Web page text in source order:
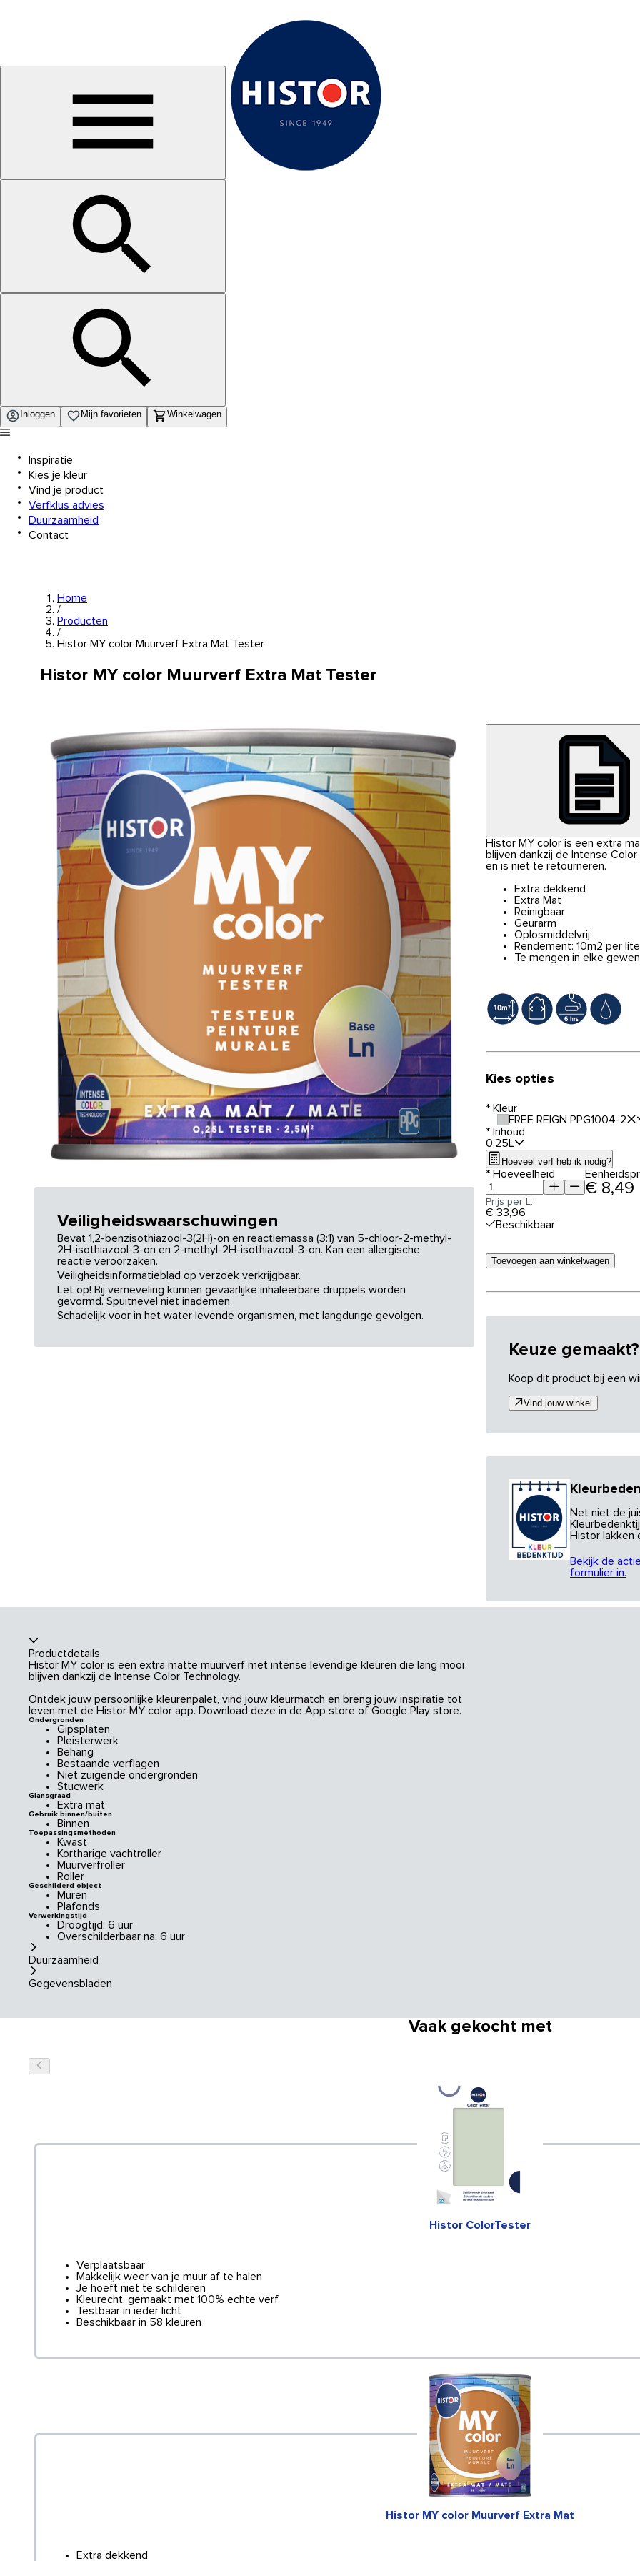
Inloggen Mijn favorieten Winkelwagen
Inspiratie
Kies je kleur
Vind je product
Verfklus advies
Duurzaamheid
Contact
Home
/
Producten
/
Histor MY color Muurverf Extra Mat Tester
Histor MY color Muurverf Extra Mat Tester
Veiligheidswaarschuwingen
Bevat 1,2-benzisothiazool-3(2H)-on en reactiemassa (3:1) van 5-chloor-2-methyl-
2H-isothiazool-3-on en 2-methyl-2H-isothiazool-3-on. Kan een allergische
reactie veroorzaken.
Veiligheidsinformatieblad op verzoek verkrijgbaar.
Let op! Bij verneveling kunnen gevaarlijke inhaleerbare druppels worden
gevormd. Spuitnevel niet inademen
Schadelijk voor in het water levende organismen, met langdurige gevolgen.
Histor MY color is een extra
blijven dankzij de Intense
en is niet te retourneren.
Extra dekkend
Extra Mat
Reinigbaar
Geurarm
Oplosmiddelvrij
Rendement: 10m2 per
Te mengen in elke
Kies opties
* Kleur
FREE REIGN PPG1004-2
* Inhoud
0.25L
Hoeveel verf heb ik nodig?
* Hoeveelheid
€ 8,49
Prijs per L:
€ 33,96
Beschikbaar
Toevoegen aan winkelwagen
Keuze gemaakt?
Koop dit product bij een
Vind jouw winkel
Net niet de
Histor lakken
Bekijk de
formulier in.
Productdetails
Histor MY color is een extra matte muurverf met intense levendige kleuren die lang mooi
blijven dankzij de Intense Color Technology.
Ontdek jouw persoonlijke kleurenpalet, vind jouw kleurmatch en breng jouw inspiratie tot
leven met de Histor MY color app. Download deze in de App store of Google Play store.
Ondergronden
Gipsplaten
Pleisterwerk
Behang
Bestaande verflagen
Niet zuigende ondergronden
Stucwerk
Glansgraad
Extra mat
Gebruik binnen/buiten
Binnen
Toepassingsmethoden
Kwast
Kortharige vachtroller
Muurverfroller
Roller
Geschilderd object
Muren
Plafonds
Verwerkingstijd
Droogtijd: 6 uur
Overschilderbaar na: 6 uur
Duurzaamheid
Gegevensbladen
Vaak gekocht met
Histor ColorTester
Verplaatsbaar
Makkelijk weer van je muur af te halen
Je hoeft niet te schilderen
Kleurecht: gemaakt met 100% echte verf
Testbaar in ieder licht
Beschikbaar in 58 kleuren
Histor MY color Muurverf Extra Mat
Extra dekkend